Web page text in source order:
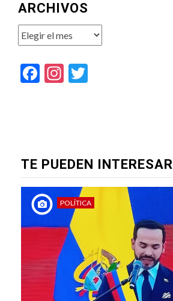
ARCHIVOS
Archivos
Facebook
Instagram
TE PUEDEN INTERESAR
POLÍTICA